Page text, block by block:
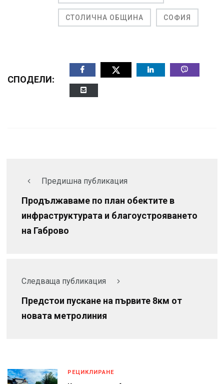
СТОЛИЧНА ОБЩИНА СОФИЯ
СПОДЕЛИ:
Предишна публикация
Продължаваме по план обектите в
инфраструктурата и благоустрояването
на Габрово
Следваща публикация
Предстои пускане на първите 8км от
новата метролиния
РЕЦИКЛИРАНЕ